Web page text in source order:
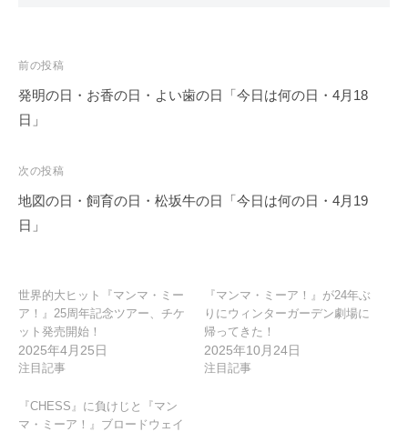
投
稿
ナ
ゲ
ー
シ
前の投稿
発明の日・お香の日・よい歯の日「今日は何の日・4月18
日」
次の投稿
地図の日・飼育の日・松坂牛の日「今日は何の日・4月19
日」
世界的大ヒット『マンマ・ミー
ア！』25周年記念ツアー、チケ
ット発売開始！
2025年4月25日
注目記事
『マンマ・ミーア！』が24年ぶ
りにウィンターガーデン劇場に
帰ってきた！
2025年10月24日
注目記事
『CHESS』に負けじと『マン
マ・ミーア！』ブロードウェイ